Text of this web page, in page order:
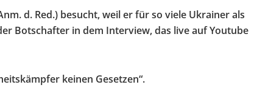
d. Red.) besucht, weil er für so viele Ukrainer als
Botschafter in dem Interview, das live auf Youtube
keinen Gesetzen“.